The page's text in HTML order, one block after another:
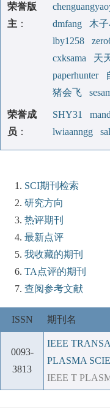
荣誉版
主 ：
dmfang
木
lby1258
cxksama
天
paperhunter
猪会飞
荣誉成
员 ：
SHY31
lwiaanngg
SCI期刊检索
研究方向
热评期刊
最新点评
我收藏的期刊
TA点评的期刊
查阅参考文献
ISSN 期刊名
0093-
3813
IEEE
PLASMA
IEEE T